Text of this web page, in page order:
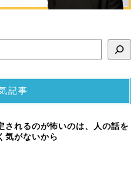
記事
されるのが怖いのは、人の話を
気がないから